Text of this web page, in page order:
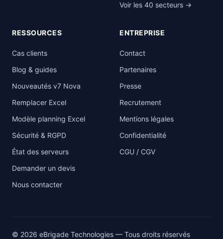
Voir les 40 secteurs →
RESSOURCES
Cas clients
Blog & guides
Nouveautés v7 Nova
Remplacer Excel
Modèle planning Excel
Sécurité & RGPD
État des serveurs
Demander un devis
Nous contacter
ENTREPRISE
Contact
Partenaires
Presse
Recrutement
Mentions légales
Confidentialité
CGU / CGV
© 2026 eBrigade Technologies — Tous droits réservés